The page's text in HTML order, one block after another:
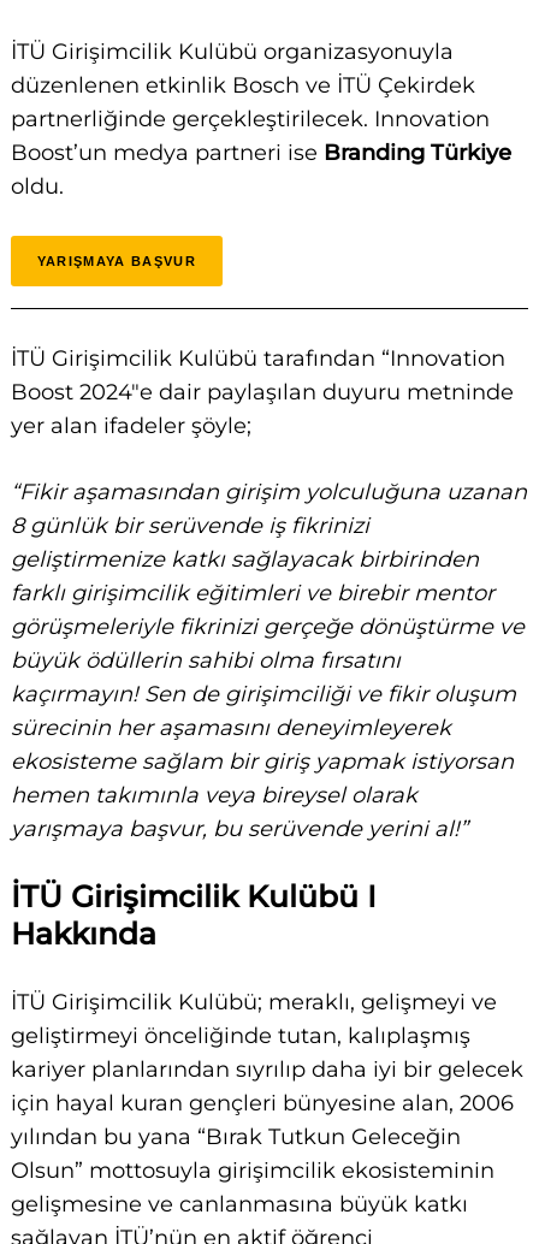
İTÜ Girişimcilik Kulübü organizasyonuyla
düzenlenen etkinlik Bosch ve İTÜ Çekirdek
partnerliğinde gerçekleştirilecek. Innovation
Boost’un medya partneri ise Branding Türkiye
oldu.
YARIŞMAYA BAŞVUR
İTÜ Girişimcilik Kulübü tarafından “Innovation
Boost 2024″e dair paylaşılan duyuru metninde
yer alan ifadeler şöyle;
“Fikir aşamasından girişim yolculuğuna uzanan
8 günlük bir serüvende iş fikrinizi
geliştirmenize katkı sağlayacak birbirinden
farklı girişimcilik eğitimleri ve birebir mentor
görüşmeleriyle fikrinizi gerçeğe dönüştürme ve
büyük ödüllerin sahibi olma fırsatını
kaçırmayın! Sen de girişimciliği ve fikir oluşum
sürecinin her aşamasını deneyimleyerek
ekosisteme sağlam bir giriş yapmak istiyorsan
hemen takımınla veya bireysel olarak
yarışmaya başvur, bu serüvende yerini al!”
İTÜ Girişimcilik Kulübü I
Hakkında
İTÜ Girişimcilik Kulübü; meraklı, gelişmeyi ve
geliştirmeyi önceliğinde tutan, kalıplaşmış
kariyer planlarından sıyrılıp daha iyi bir gelecek
için hayal kuran gençleri bünyesine alan, 2006
yılından bu yana “Bırak Tutkun Geleceğin
Olsun” mottosuyla girişimcilik ekosisteminin
gelişmesine ve canlanmasına büyük katkı
sağlayan İTÜ’nün en aktif öğrenci
Search
for: